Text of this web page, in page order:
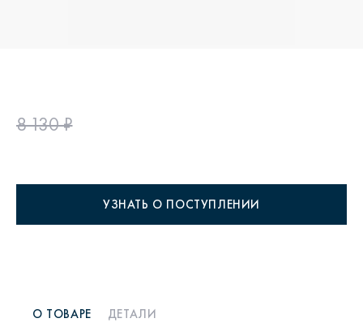
8 130 ₽
УЗНАТЬ О ПОСТУПЛЕНИИ
О ТОВАРЕ ДЕТАЛИ